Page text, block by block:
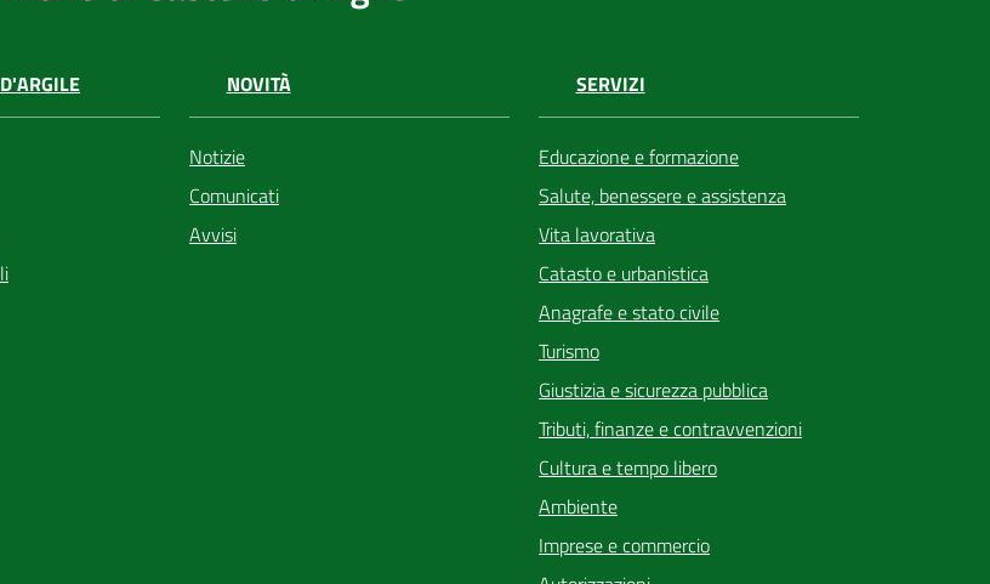
NOVITÀ
Notizie
Comunicati
Avvisi
SERVIZI
Educazione e formazione
Salute, benessere e assistenza
Vita lavorativa
Catasto e urbanistica
Anagrafe e stato civile
Turismo
Giustizia e sicurezza pubblica
Tributi, finanze e contravvenzioni
Cultura e tempo libero
Ambiente
Imprese e commercio